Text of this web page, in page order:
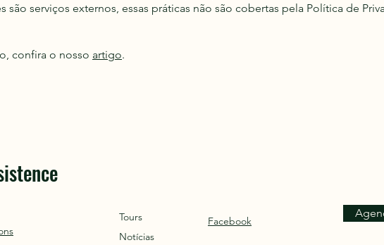
são serviços externos, essas práticas não são cobertas pela Política de
confira o nosso artigo.
Tours
Notícias
Facebook